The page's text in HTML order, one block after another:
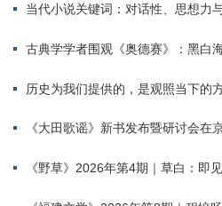
当代小说关键词：对话性、思想力
古典学学者围观《奥德赛》：黑白海伦
历史为我们提供的，是观照当下的方法
《大田歌谣》新书发布暨研讨会在
《野草》2026年第4期｜草白：即